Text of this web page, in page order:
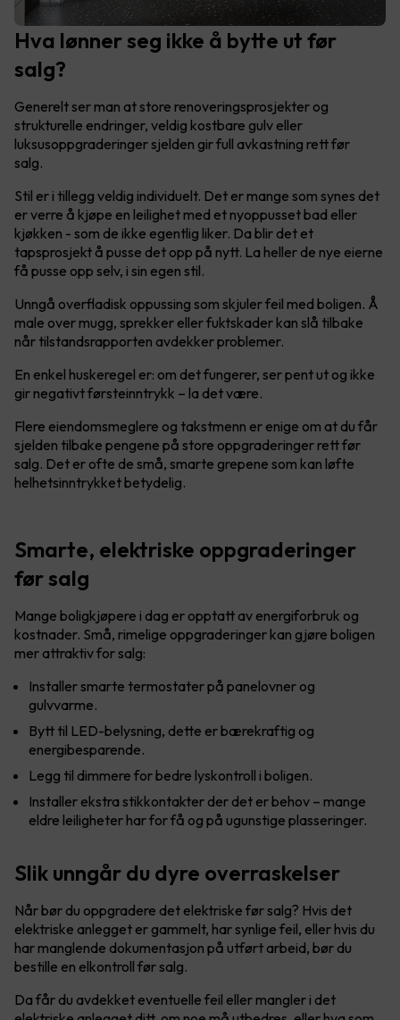
Hva lønner seg ikke å bytte ut før
salg?
Generelt ser man at store renoveringsprosjekter og
strukturelle endringer, veldig kostbare gulv eller
luksusoppgraderinger sjelden gir full avkastning rett før
salg.
Stil er i tillegg veldig individuelt. Det er mange som synes det
er verre å kjøpe en leilighet med et nyoppusset bad eller
kjøkken - som de ikke egentlig liker. Da blir det et
tapsprosjekt å pusse det opp på nytt. La heller de nye eierne
få pusse opp selv, i sin egen stil.
Unngå overfladisk oppussing som skjuler feil med boligen. Å
male over mugg, sprekker eller fuktskader kan slå tilbake
når tilstandsrapporten avdekker problemer.
En enkel huskeregel er: om det fungerer, ser pent ut og ikke
gir negativt førsteinntrykk – la det være.
Flere eiendomsmeglere og takstmenn er enige om at du får
sjelden tilbake pengene på store oppgraderinger rett før
salg. Det er ofte de små, smarte grepene som kan løfte
helhetsinntrykket betydelig.
Smarte, elektriske oppgraderinger
før salg
Mange boligkjøpere i dag er opptatt av energiforbruk og
kostnader. Små, rimelige oppgraderinger kan gjøre boligen
mer attraktiv for salg:
Installer smarte termostater på panelovner og
gulvvarme.
Bytt til LED-belysning, dette er bærekraftig og
energibesparende.
Legg til dimmere for bedre lyskontroll i boligen.
Installer ekstra stikkontakter der det er behov – mange
eldre leiligheter har for få og på ugunstige plasseringer.
Slik unngår du dyre overraskelser
Når bør du oppgradere det elektriske før salg? Hvis det
elektriske anlegget er gammelt, har synlige feil, eller hvis du
har manglende dokumentasjon på utført arbeid, bør du
bestille en elkontroll før salg.
Da får du avdekket eventuelle feil eller mangler i det